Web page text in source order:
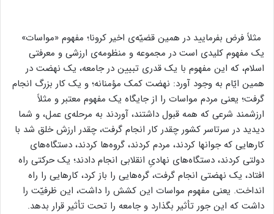
مثلاً فرض بفرمایید در همین قضیّه‌ی اخیر کرونا؛ مفهوم «مواسات»
یک مفهوم کلیدی است در مجموعه و منظومه‌ی ارزشی و معرفتی
اسلام، که این مفهوم با یک قدری تبیین در جامعه، یک نهضت در
همین ایّام به وجود آورد: نهضت کمک مؤمنانه؛ و یک کار بزرگ انجام
گرفت؛ یعنی مردم مواسات را از جایگاه یک مفهوم معتبر و مثلاً
ارزشمند شرعی که همه قبول داشتند، آوردند به مرحله‌ی عمل، و شما
دیدید در سرتاسر کشور چقدر کار انجام گرفت، چقدر ارزش خلق شد با
کارهایی که جوانها کردند، مردم کردند، گروه‌ها کردند، دستگاه‌های
دولتی کردند، دستگاه‌های نهادیِ انقلابی انجام دادند؛ یک حرکتی راه
افتاد، یک نهضتی انجام گرفت، گره‌هایی را باز کرد، کارهایی را راه
انداخت. یعنی مفهوم مواسات این کشش را داشت، این ظرفیّت را
داشت که این ‌جور تأثیر بگذارد و جامعه را تحت تأثیر قرار بدهد.